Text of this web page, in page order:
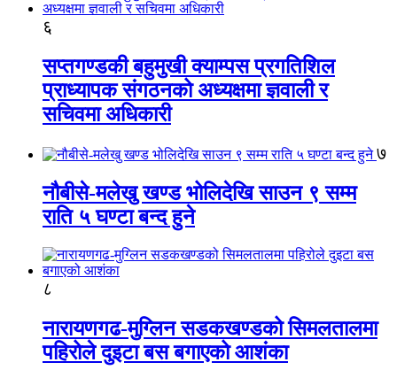
६
सप्तगण्डकी बहुमुखी क्याम्पस प्रगतिशिल
प्राध्यापक संगठनको अध्यक्षमा ज्ञवाली र
सचिवमा अधिकारी
७
नौबीसे-मलेखु खण्ड भोलिदेखि साउन ९ सम्म
राति ५ घण्टा बन्द हुने
८
नारायणगढ-मुग्लिन सडकखण्डको सिमलतालमा
पहिरोले दुइटा बस बगाएको आशंका